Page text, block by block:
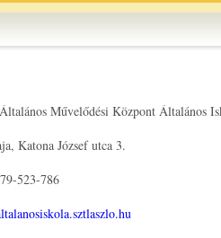
Művelődési Központ Általános
Katona József utca 3.
523-786